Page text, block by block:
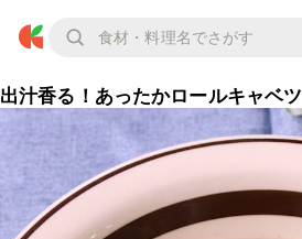
出汁香る！あったかロールキャベツ